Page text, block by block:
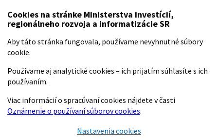
Preskočiť na hlavný obsah
Cookies na stránke Ministerstva investícií,
regionálneho rozvoja a informatizácie SR
Aby táto stránka fungovala, používame nevyhnutné súbory
cookie.
Používame aj analytické cookies – ich prijatím súhlasíte s ich
používaním.
Viac informácií o spracúvaní cookies nájdete v časti
Oznámenie o používaní súborov cookies.
Nastavenia cookies